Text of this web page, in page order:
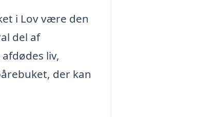
i Lov være den
del af
liv,
der kan